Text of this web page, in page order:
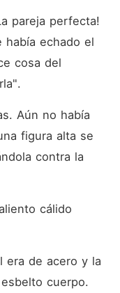
pareja perfecta!
había echado el
cosa del
Aún no había
figura alta se
contra la
cálido
era de acero y la
cuerpo.